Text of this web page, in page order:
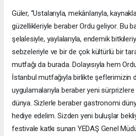
Güler, “Ustalarıyla, mekânlarıyla,
güzellikleriyle beraber Ordu geliyor. Bu
şelalesiyle, yaylalarıyla, endemik
sebzeleriyle ve bir de çok kültürlü bir
mutfağı da burada. Dolayısıyla hem
İstanbul mutfağıyla birlikte şeflerimizin
uygulamalarıyla beraber yeni
dünya. Sizlerle beraber gastronomi
hediye edelim. Sizden yeni buluşlar
festivale katkı sunan YEDAŞ Genel